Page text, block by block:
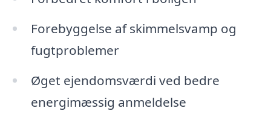
Forebyggelse af skimmelsvamp og
fugtproblemer
Øget ejendomsværdi ved bedre
energimæssig anmeldelse